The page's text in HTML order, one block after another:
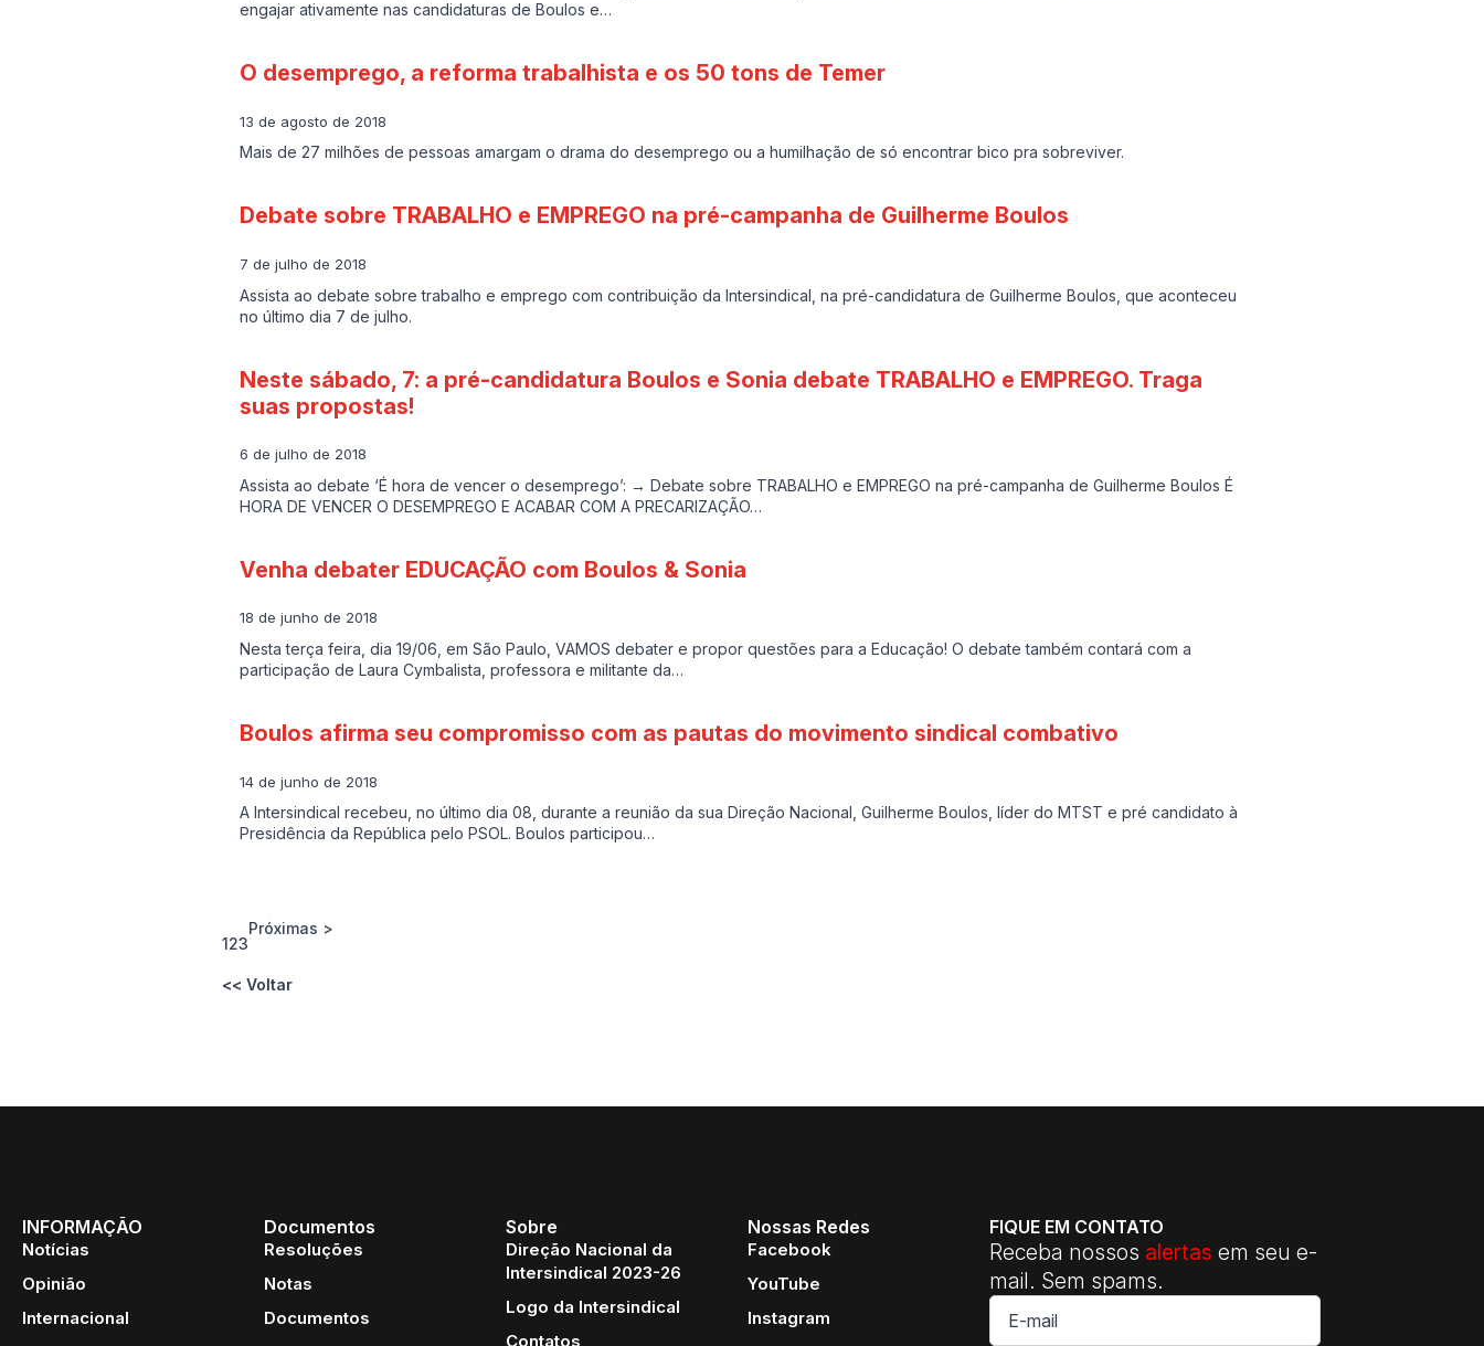
engajar ativamente nas candidaturas de Boulos e…
O desemprego, a reforma trabalhista e os 50 tons de Temer
13 de agosto de 2018
Mais de 27 milhões de pessoas amargam o drama do desemprego ou a humilhação de só encontrar bico pra sobreviver.
Debate sobre TRABALHO e EMPREGO na pré-campanha de Guilherme Boulos
7 de julho de 2018
Assista ao debate sobre trabalho e emprego com contribuição da Intersindical, na pré-candidatura de Guilherme Boulos, que aconteceu
no último dia 7 de julho.
Neste sábado, 7: a pré-candidatura Boulos e Sonia debate TRABALHO e EMPREGO. Traga
suas propostas!
6 de julho de 2018
Assista ao debate ‘É hora de vencer o desemprego’: → Debate sobre TRABALHO e EMPREGO na pré-campanha de Guilherme Boulos É
HORA DE VENCER O DESEMPREGO E ACABAR COM A PRECARIZAÇÃO…
Venha debater EDUCAÇÃO com Boulos & Sonia
18 de junho de 2018
Nesta terça feira, dia 19/06, em São Paulo, VAMOS debater e propor questões para a Educação! O debate também contará com a
participação de Laura Cymbalista, professora e militante da…
Boulos afirma seu compromisso com as pautas do movimento sindical combativo
14 de junho de 2018
A Intersindical recebeu, no último dia 08, durante a reunião da sua Direção Nacional, Guilherme Boulos, líder do MTST e pré candidato à
Presidência da República pelo PSOL. Boulos participou…
1 23
Próximas >
<< Voltar
INFORMAÇÃO
Notícias
Opinião
Internacional
Documentos
Resoluções
Notas
Documentos
Sobre
Direção Nacional da
Intersindical 2023-26
Logo da Intersindical
Contatos
Nossas Redes
Facebook
YouTube
Instagram
FIQUE EM CONTATO
Receba nossos alertas em seu e-
mail. Sem spams.
E-
mail
*